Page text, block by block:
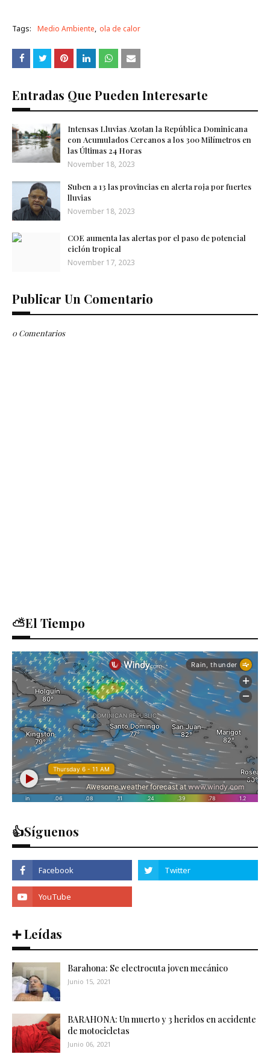
Tags: Medio Ambiente ola de calor
Entradas Que Pueden Interesarte
Intensas Lluvias Azotan la República Dominicana
con Acumulados Cercanos a los 300 Milímetros en
las Últimas 24 Horas
November 18, 2023
Suben a 13 las provincias en alerta roja por fuertes
lluvias
November 18, 2023
COE aumenta las alertas por el paso de potencial
ciclón tropical
November 17, 2023
Publicar Un Comentario
0 Comentarios
⛅El Tiempo
👍Síguenos
➕ Leídas
Barahona: Se electrocuta joven mecánico
Junio 15, 2021
BARAHONA: Un muerto y 3 heridos en accidente
de motocicletas
Junio 06, 2021